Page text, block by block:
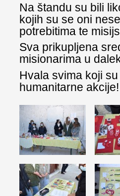
Na štandu su bili
kojih su se oni
potrebitima te
Sva prikupljena
misionarima u
Hvala svima koji
humanitarne akcije!